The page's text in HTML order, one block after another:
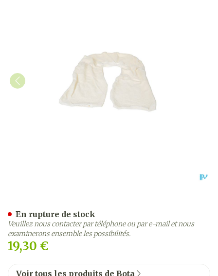
19,30 €
En rupture de stock
Veuillez nous contacter par téléphone ou par e-mail et nous
examinerons ensemble les possibilités.
Voir tous les produits de Bota